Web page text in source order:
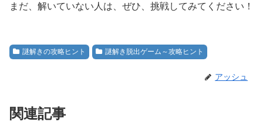
まだ、解いていない人は、ぜひ、挑戦してみてください！
謎解きの攻略ヒント 謎解き脱出ゲーム～攻略ヒント
アッシュ
関連記事